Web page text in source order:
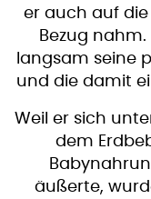
er auch auf
Bezug
langsam seine
und die damit
Weil er sich
dem
äußerte,